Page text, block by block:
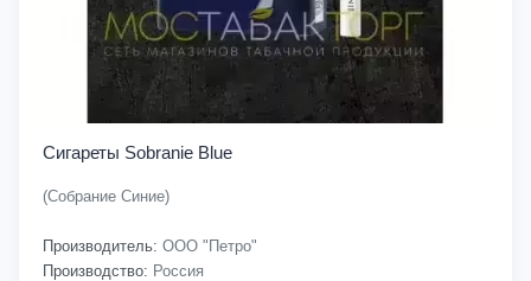
Сигареты Sobranie Blue
(Собрание Синие)
Производитель: ООО "Петро"
Производство: Россия